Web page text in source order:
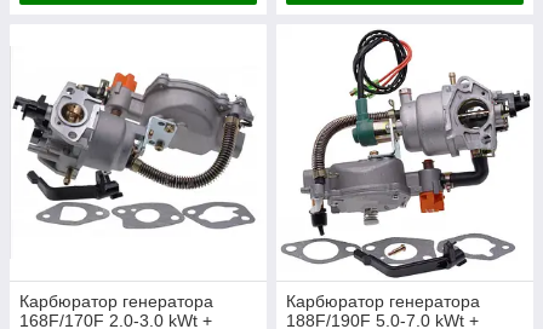
Карбюратор генератора
168F/170F 2.0-3.0 kWt +
Карбюратор генератора
188F/190F 5.0-7.0 kWt +